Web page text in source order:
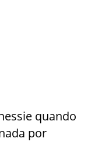
quando
por